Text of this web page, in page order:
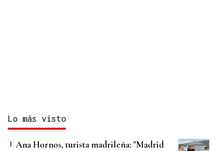
Lo más visto
Ana Hornos, turista madrileña: "Madrid